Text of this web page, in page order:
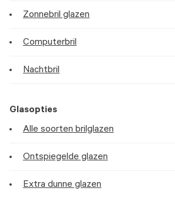
Zonnebril glazen
Computerbril
Nachtbril
Glasopties
Alle soorten brilglazen
Ontspiegelde glazen
Extra dunne glazen